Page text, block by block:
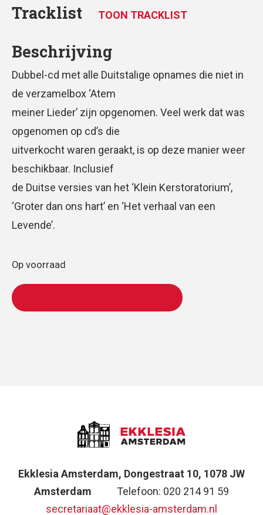
Tracklist TOON TRACKLIST
Beschrijving
Dubbel-cd met alle Duitstalige opnames die niet in
de verzamelbox ‘Atem
meiner Lieder’ zijn opgenomen. Veel werk dat was
opgenomen op cd’s die
uitverkocht waren geraakt, is op deze manier weer
beschikbaar. Inclusief
de Duitse versies van het ‘Klein Kerstoratorium’,
‘Groter dan ons hart’ en ‘Het verhaal van een
Levende’.
Op voorraad
Ekklesia Amsterdam, Dongestraat 10, 1078 JW
Amsterdam
Telefoon: 020 214 91 59
secretariaat@ekklesia-amsterdam.nl